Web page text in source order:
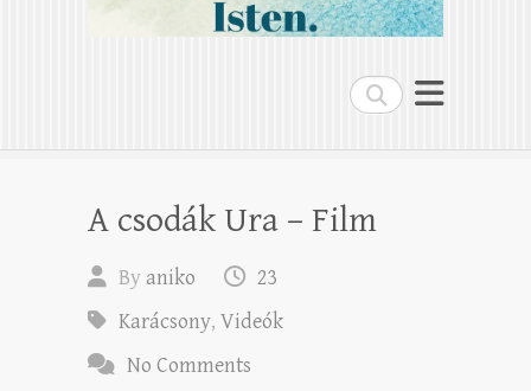
Search
A csodák Ura – Film
By aniko
23
Karácsony, Videók
No Comments